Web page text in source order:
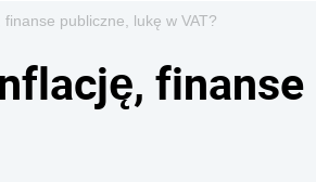
publiczne, lukę w VAT?
finanse